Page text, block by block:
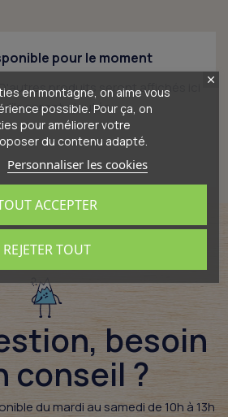
pour le moment
produits seront affichés ici
seront ajoutés.
besoin
conseil ?​
du mardi au samedi de 10h à 13h
en montagne, on aime vous
possible. Pour ça, on
pour améliorer votre
du contenu adapté.
Personnaliser les cookies
REJETER TOUT
ACCEPTER